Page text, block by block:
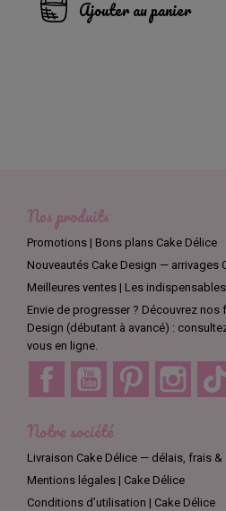
Ajouter au panier
Nos produits
Promotions | Bons plans Cake Délice
Nouveautés Cake Design — arrivages
Meilleures ventes | Les
Envie de progresser ? Découvrez
Design (débutant à avancé) :
vous en ligne.
Facebook YouTube Pinterest
Notre société
Livraison Cake Délice — délais, frais &
Mentions légales | Cake Délice
Conditions d’utilisation | Cake Délice